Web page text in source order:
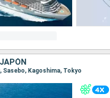
Sasebo, Kagoshima, Tokyo